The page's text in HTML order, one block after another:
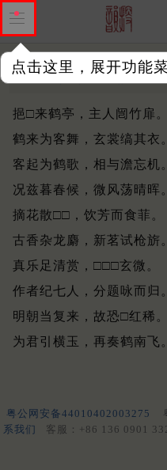
点击这里，展开功能
来鹤亭得飞字韵 元
挹□来鹤亭，主人闿竹扉。
鹤来为客舞，玄裳缟其衣。
客起为鹤歌，相与澹忘机。
况兹暮春候，微风荡晴晖。
摘花散□□，饮芳而食菲。
古香杂龙麝，新茗试枪旂。
真乐足清赏，□□□玄微。
作者纪七人，分题咏而归。
明朝当复来，故恐□红稀。
为君引横玉，再奏鹤南飞。
粤公网安备44010402003275
系我们
客服：+86 136 0901